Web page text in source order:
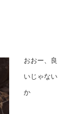
おおー、良
いじゃない
か